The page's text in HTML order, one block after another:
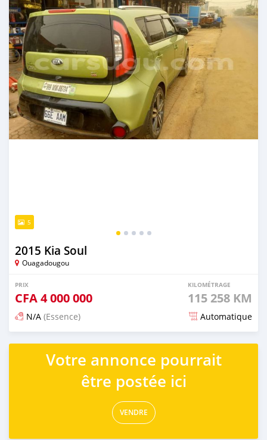
5
2015 Kia Soul
Ouagadougou
PRIX
CFA4 000 000
KILOMÉTRAGE
115 258 KM
N/A (Essence) Automatique
Publié il y a 3 mois
Votre annonce pourrait
être postée ici
VENDRE